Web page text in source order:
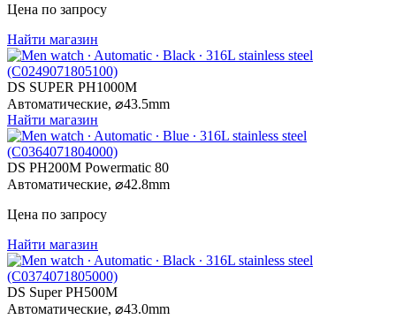
Цена по запросу
Найти магазин
DS SUPER PH1000M
Автоматические, ⌀43.5mm
Найти магазин
DS PH200M Powermatic 80
Автоматические, ⌀42.8mm
Цена по запросу
Найти магазин
DS Super PH500M
Автоматические, ⌀43.0mm